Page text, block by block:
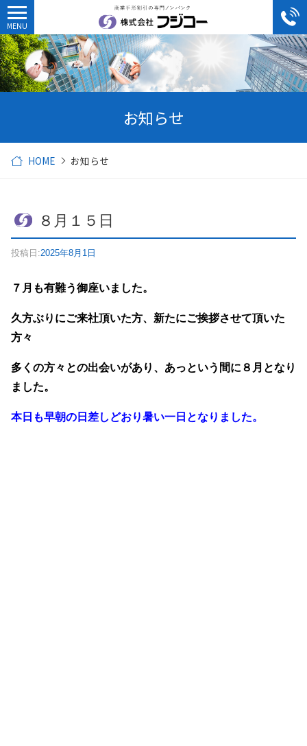
お知らせ
HOME お知らせ
８月１５日
投稿日:2025年8月1日
７月も有難う御座いました。
久方ぶりにご来社頂いた方、新たにご挨拶させて頂いた
方々
多くの方々との出会いがあり、あっという間に８月となり
ました。
本日も早朝の日差しどおり暑い一日となりました。